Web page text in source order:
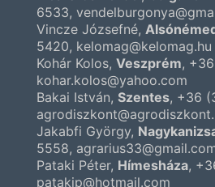
6533,
Vincze Józsefné,
5420, kelomag@kelomag.hu
Kohár Kolos, Veszprém,
kohar.kolos@yahoo.com
Bakai István, Szentes, +36
Jakabfi György,
5558,
Pataki Péter, Hímesháza,
patakip@hotmail.com